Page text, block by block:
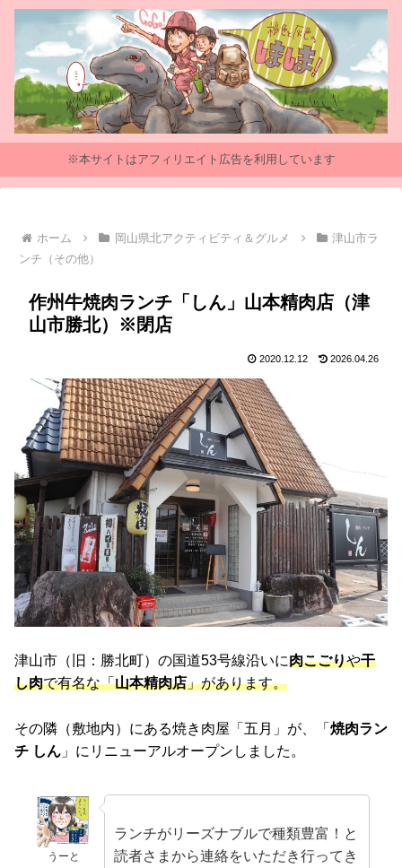
※本サイトはアフィリエイト広告を利用しています
ホーム 岡山県北アクティビティ＆グルメ
津山市ラ
ンチ（その他）
作州牛焼肉ランチ「しん」山本精肉店（津
山市勝北）※閉店
2020.12.12 2026.04.26
津山市（旧：勝北町）の国道53号線沿いに肉こごりや干
し肉で有名な「山本精肉店」があります。
その隣（敷地内）にある焼き肉屋「五月」が、「 焼肉ラン
チ しん 」にリニューアルオープンしました。
うーと
ランチがリーズナブルで種類豊富！と
読者さまから連絡をいただき行ってき